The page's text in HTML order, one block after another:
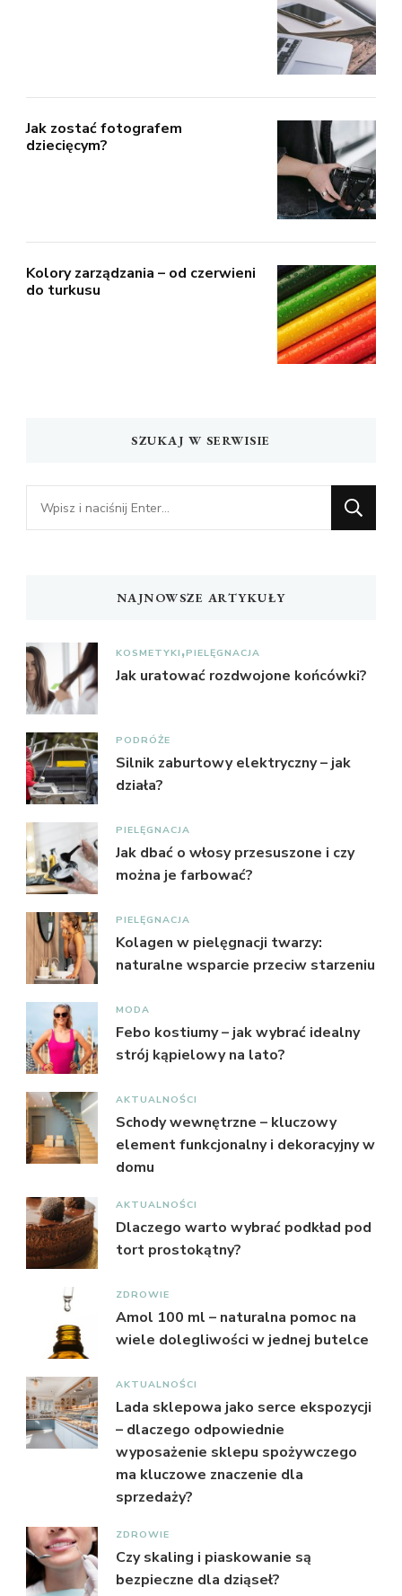
Jak zostać fotografem
dziecięcym?
Kolory zarządzania – od czerwieni
do turkusu
SZUKAJ W SERWISIE
Szukasz
czegoś?
NAJNOWSZE ARTYKUŁY
KOSMETYKI PIELĘGNACJA
Jak uratować rozdwojone końcówki?
PODRÓŻE
Silnik zaburtowy elektryczny – jak
działa?
PIELĘGNACJA
Jak dbać o włosy przesuszone i czy
można je farbować?
PIELĘGNACJA
Kolagen w pielęgnacji twarzy:
naturalne wsparcie przeciw starzeniu
MODA
Febo kostiumy – jak wybrać idealny
strój kąpielowy na lato?
AKTUALNOŚCI
Schody wewnętrzne – kluczowy
element funkcjonalny i dekoracyjny w
domu
AKTUALNOŚCI
Dlaczego warto wybrać podkład pod
tort prostokątny?
ZDROWIE
Amol 100 ml – naturalna pomoc na
wiele dolegliwości w jednej butelce
AKTUALNOŚCI
Lada sklepowa jako serce ekspozycji
– dlaczego odpowiednie
wyposażenie sklepu spożywczego
ma kluczowe znaczenie dla
sprzedaży?
ZDROWIE
Czy skaling i piaskowanie są
bezpieczne dla dziąseł?